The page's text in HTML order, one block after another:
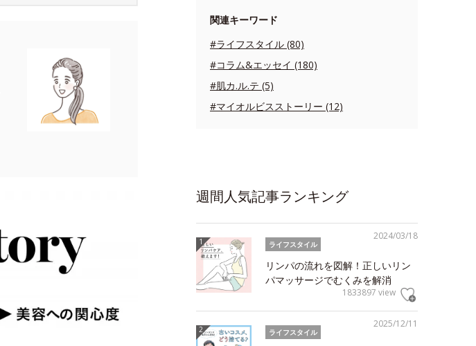
関連キーワード
#ライフスタイル (80)
#コラム&エッセイ (180)
#肌カ.ル.テ (5)
#マイオルビスストーリー (12)
週間人気記事ランキング
2024/03/18
ライフスタイル
リンパの流れを図解！正しいリン
パマッサージでむくみを解消
1833897 view
2025/12/11
ライフスタイル